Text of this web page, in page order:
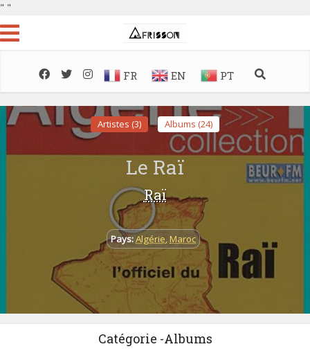
" "
FR EN PT
Artistes (3) Albums (24)
Le Raï
Raï
Pays:Algérie,Maroc
Catégorie -Albums